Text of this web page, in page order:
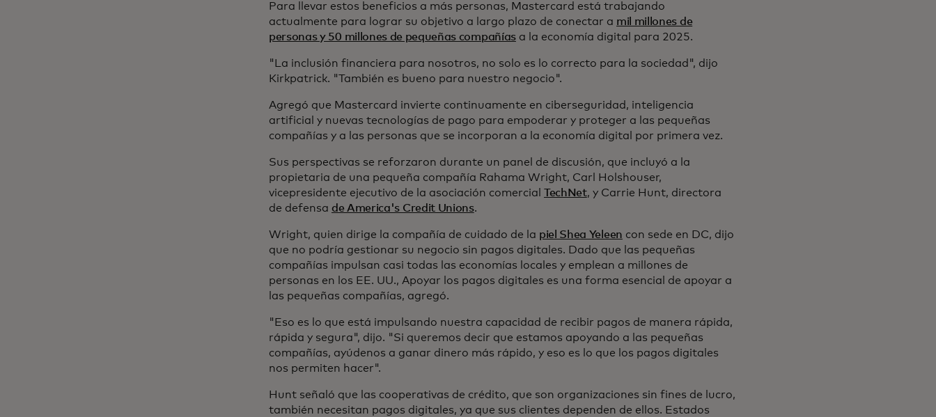
Para llevar estos beneficios a más personas, Mastercard está trabajando
actualmente para lograr su objetivo a largo plazo de conectar a mil millones de
personas y 50 millones de pequeñas compañíasa la economía digital para 2025.
"La inclusión financiera para nosotros, no solo es lo correcto para la sociedad", dijo
Kirkpatrick. "También es bueno para nuestro negocio".
Agregó que Mastercard invierte continuamente en ciberseguridad, inteligencia
artificial y nuevas tecnologías de pago para empoderar y proteger a las pequeñas
compañías y a las personas que se incorporan a la economía digital por primera vez.
Sus perspectivas se reforzaron durante un panel de discusión, que incluyó a la
propietaria de una pequeña compañía Rahama Wright, Carl Holshouser,
vicepresidente ejecutivo de la asociación comercial TechNet, y Carrie Hunt, directora
de defensa de America's Credit Unions.
Wright, quien dirige la compañía de cuidado de la piel Shea Yeleen con sede en DC, dijo
que no podría gestionar su negocio sin pagos digitales. Dado que las pequeñas
compañías impulsan casi todas las economías locales y emplean a millones de
personas en los EE. UU., Apoyar los pagos digitales es una forma esencial de apoyar a
las pequeñas compañías, agregó.
"Eso es lo que está impulsando nuestra capacidad de recibir pagos de manera rápida,
rápida y segura", dijo. "Si queremos decir que estamos apoyando a las pequeñas
compañías, ayúdenos a ganar dinero más rápido, y eso es lo que los pagos digitales
nos permiten hacer".
Hunt señaló que las cooperativas de crédito, que son organizaciones sin fines de lucro,
también necesitan pagos digitales, ya que sus clientes dependen de ellos. Estados